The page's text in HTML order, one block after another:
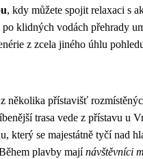
, kdy můžete spojit relaxaci s
klidných vodách přehrady
z zcela jiného úhlu
několika přístavišť
trasa vede z přístavu u
který se majestátně tyčí nad
plavby majínávštěvníci